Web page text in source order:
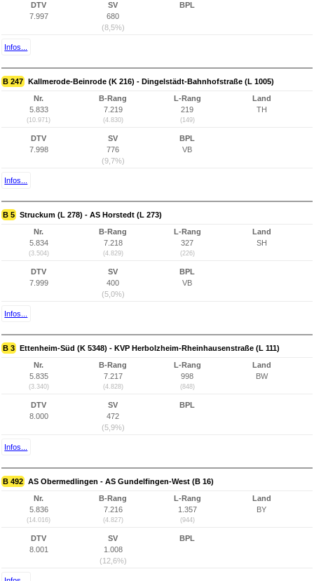
DTV
7.997
SV
680
(8,5%)
BPL
Infos...
B 247 Kallmerode-Beinrode (K 216) - Dingelstädt-Bahnhofstraße (L 1005)
Nr.
5.833
(10.971)
B-Rang
7.219
(4.830)
L-Rang
219
(149)
Land
TH
DTV
7.998
SV
776
(9,7%)
BPL
VB
Infos...
B 5 Struckum (L 278) - AS Horstedt (L 273)
Nr.
5.834
(3.504)
B-Rang
7.218
(4.829)
L-Rang
327
(226)
Land
SH
DTV
7.999
SV
400
(5,0%)
BPL
VB
Infos...
B 3 Ettenheim-Süd (K 5348) - KVP Herbolzheim-Rheinhausenstraße (L 111)
Nr.
5.835
(3.340)
B-Rang
7.217
(4.828)
L-Rang
998
(848)
Land
BW
DTV
8.000
SV
472
(5,9%)
BPL
Infos...
B 492 AS Obermedlingen - AS Gundelfingen-West (B 16)
Nr.
5.836
(14.016)
B-Rang
7.216
(4.827)
L-Rang
1.357
(944)
Land
BY
DTV
8.001
SV
1.008
(12,6%)
BPL